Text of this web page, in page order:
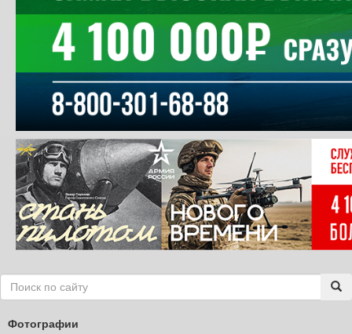
Фотографии